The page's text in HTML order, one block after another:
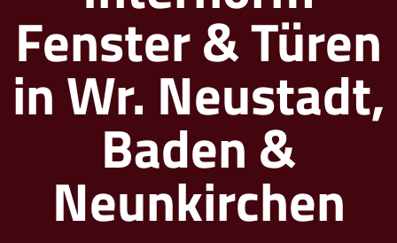
Fenster & Türen
in Wr. Neustadt,
Baden &
Neunkirchen